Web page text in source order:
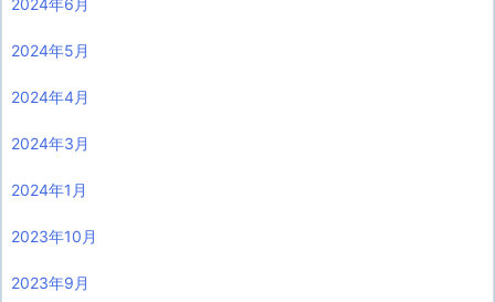
2024年6月
2024年5月
2024年4月
2024年3月
2024年1月
2023年10月
2023年9月